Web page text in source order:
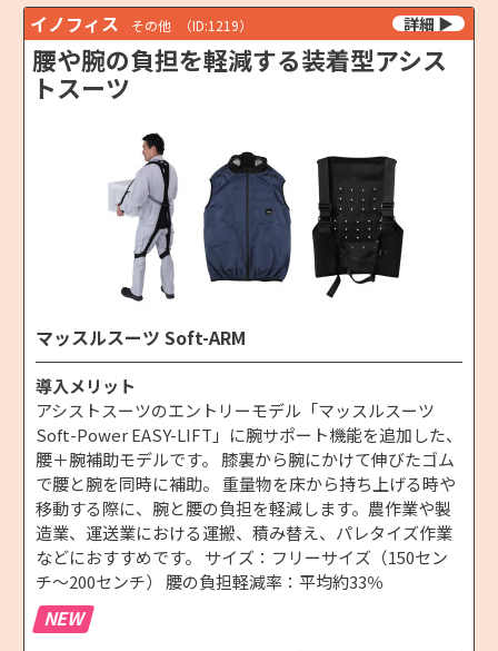
イノフィス その他 （ID:1219）
腰や腕の負担を軽減する装着型アシス
トスーツ
マッスルスーツ Soft-ARM
導入メリット
アシストスーツのエントリーモデル「マッスルスーツ
Soft-Power EASY-LIFT」に腕サポート機能を追加した、
腰＋腕補助モデルです。 膝裏から腕にかけて伸びたゴム
で腰と腕を同時に補助。 重量物を床から持ち上げる時や
移動する際に、腕と腰の負担を軽減します。農作業や製
造業、運送業における運搬、積み替え、パレタイズ作業
などにおすすめです。 サイズ：フリーサイズ（150セン
チ～200センチ） 腰の負担軽減率：平均約33％
NEW